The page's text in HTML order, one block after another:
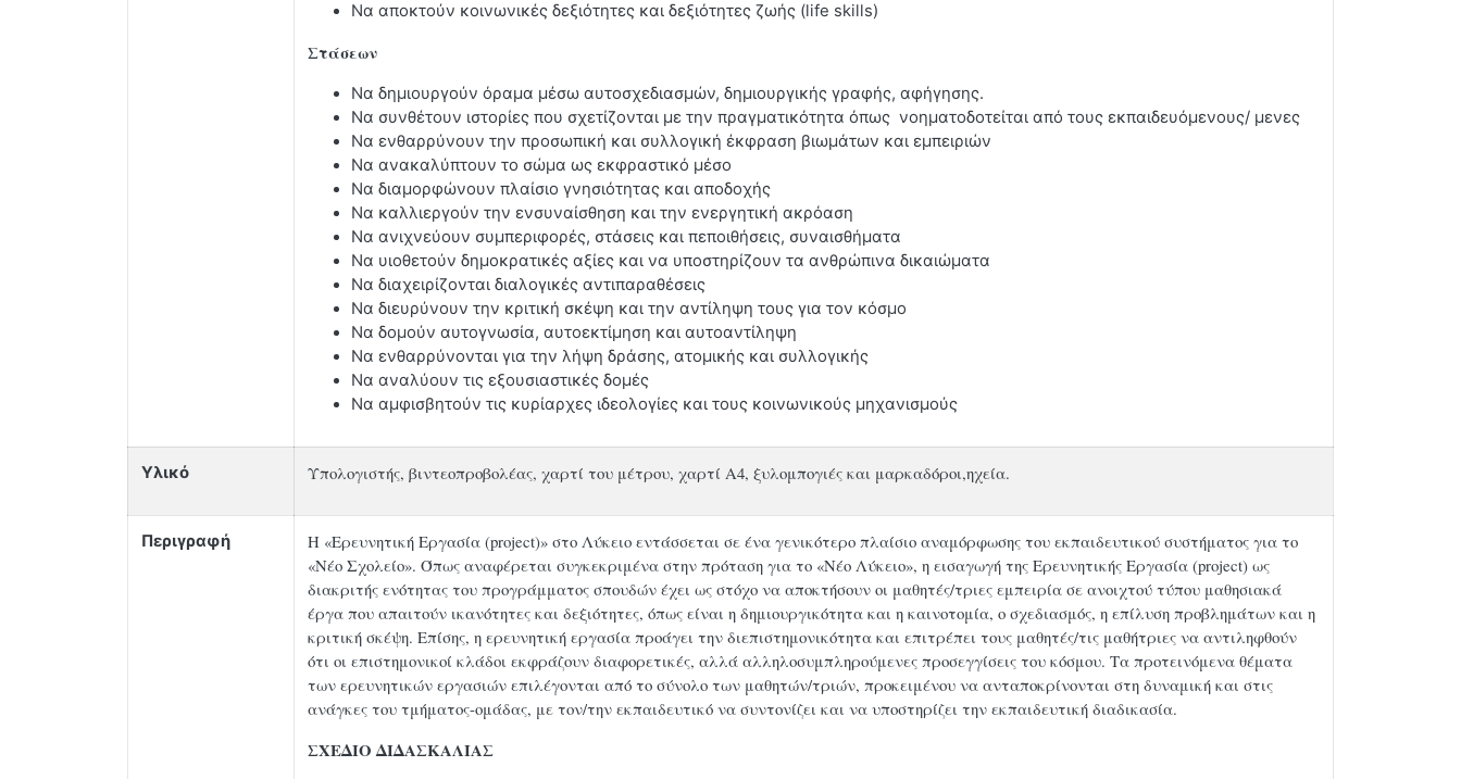
Να αποκτούν κοινωνικές δεξιότητες και δεξιότητες ζωής (life skills)
Στάσεων
Να δημιουργούν όραμα μέσω αυτοσχεδιασμών, δημιουργικής γραφής, αφήγησης.
Να συνθέτουν ιστορίες που σχετίζονται με την πραγματικότητα όπως νοηματοδοτείται από τους εκπαιδευόμενους/ μενες
Να ενθαρρύνουν την προσωπική και συλλογική έκφραση βιωμάτων και εμπειριών
Να ανακαλύπτουν το σώμα ως εκφραστικό μέσο
Να διαμορφώνουν πλαίσιο γνησιότητας και αποδοχής
Να καλλιεργούν την ενσυναίσθηση και την ενεργητική ακρόαση
Να ανιχνεύουν συμπεριφορές, στάσεις και πεποιθήσεις, συναισθήματα
Να υιοθετούν δημοκρατικές αξίες και να υποστηρίζουν τα ανθρώπινα δικαιώματα
Να διαχειρίζονται διαλογικές αντιπαραθέσεις
Να διευρύνουν την κριτική σκέψη και την αντίληψη τους για τον κόσμο
Να δομούν αυτογνωσία, αυτοεκτίμηση και αυτοαντίληψη
Να ενθαρρύνονται για την λήψη δράσης, ατομικής και συλλογικής
Να αναλύουν τις εξουσιαστικές δομές
Να αμφισβητούν τις κυρίαρχες ιδεολογίες και τους κοινωνικούς μηχανισμούς
Υλικό Υπολογιστής, βιντεοπροβολέας, χαρτί του μέτρου, χαρτί Α4, ξυλομπογιές και μαρκαδόροι,ηχεία.
Περιγραφή
Η «Ερευνητική Εργασία (project)» στο Λύκειο εντάσσεται σε ένα γενικότερο πλαίσιο αναμόρφωσης του εκπαιδευτικού συστήματος για το
«Νέο Σχολείο». Όπως αναφέρεται συγκεκριμένα στην πρόταση για το «Νέο Λύκειο», η εισαγωγή της Ερευνητικής Εργασία (project) ως
διακριτής ενότητας του προγράμματος σπουδών έχει ως στόχο να αποκτήσουν οι μαθητές/τριες εμπειρία σε ανοιχτού τύπου μαθησιακά
έργα που απαιτούν ικανότητες και δεξιότητες, όπως είναι η δημιουργικότητα και η καινοτομία, ο σχεδιασμός, η επίλυση προβλημάτων και η
κριτική σκέψη. Επίσης, η ερευνητική εργασία προάγει την διεπιστημονικότητα και επιτρέπει τους μαθητές/τις μαθήτριες να αντιληφθούν
ότι οι επιστημονικοί κλάδοι εκφράζουν διαφορετικές, αλλά αλληλοσυμπληρούμενες προσεγγίσεις του κόσμου. Τα προτεινόμενα θέματα
των ερευνητικών εργασιών επιλέγονται από το σύνολο των μαθητών/τριών, προκειμένου να ανταποκρίνονται στη δυναμική και στις
ανάγκες του τμήματος-ομάδας, με τον/την εκπαιδευτικό να συντονίζει και να υποστηρίζει την εκπαιδευτική διαδικασία.
ΣΧΕΔΙΟ ΔΙΔΑΣΚΑΛΙΑΣ